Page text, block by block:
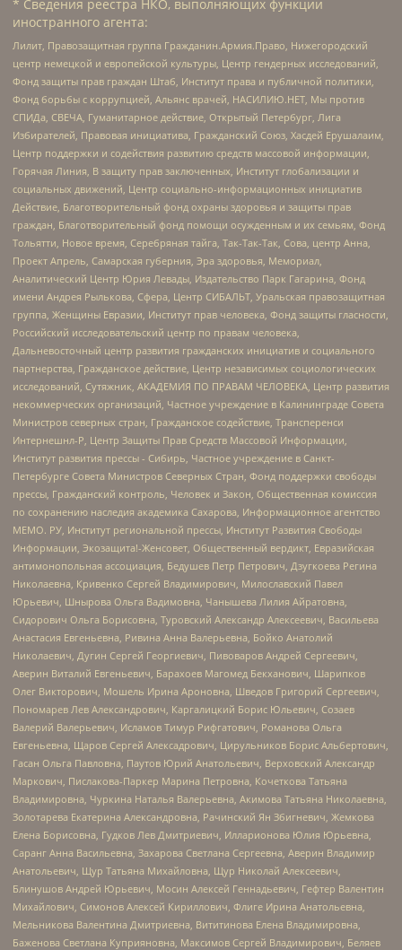
* Сведения реестра НКО, выполняющих функции
иностранного агента:
Лилит, Правозащитная группа Гражданин.Армия.Право, Нижегородский
центр немецкой и европейской культуры, Центр гендерных исследований,
Фонд защиты прав граждан Штаб, Институт права и публичной политики,
Фонд борьбы с коррупцией, Альянс врачей, НАСИЛИЮ.НЕТ, Мы против
СПИДа, СВЕЧА, Гуманитарное действие, Открытый Петербург, Лига
Избирателей, Правовая инициатива, Гражданский Союз, Хасдей Ерушалаим,
Центр поддержки и содействия развитию средств массовой информации,
Горячая Линия, В защиту прав заключенных, Институт глобализации и
социальных движений, Центр социально-информационных инициатив
Действие, Благотворительный фонд охраны здоровья и защиты прав
граждан, Благотворительный фонд помощи осужденным и их семьям, Фонд
Тольятти, Новое время, Серебряная тайга, Так-Так-Так, Сова, центр Анна,
Проект Апрель, Самарская губерния, Эра здоровья, Мемориал,
Аналитический Центр Юрия Левады, Издательство Парк Гагарина, Фонд
имени Андрея Рылькова, Сфера, Центр СИБАЛЬТ, Уральская правозащитная
группа, Женщины Евразии, Институт прав человека, Фонд защиты гласности,
Российский исследовательский центр по правам человека,
Дальневосточный центр развития гражданских инициатив и социального
партнерства, Гражданское действие, Центр независимых социологических
исследований, Сутяжник, АКАДЕМИЯ ПО ПРАВАМ ЧЕЛОВЕКА, Центр развития
некоммерческих организаций, Частное учреждение в Калининграде Совета
Министров северных стран, Гражданское содействие, Трансперенси
Интернешнл-Р, Центр Защиты Прав Средств Массовой Информации,
Институт развития прессы - Сибирь, Частное учреждение в Санкт-
Петербурге Совета Министров Северных Стран, Фонд поддержки свободы
прессы, Гражданский контроль, Человек и Закон, Общественная комиссия
по сохранению наследия академика Сахарова, Информационное агентство
МЕМО. РУ, Институт региональной прессы, Институт Развития Свободы
Информации, Экозащита!-Женсовет, Общественный вердикт, Евразийская
антимонопольная ассоциация, Бедушев Петр Петрович, Дзугкоева Регина
Николаевна, Кривенко Сергей Владимирович, Милославский Павел
Юрьевич, Шнырова Ольга Вадимовна, Чанышева Лилия Айратовна,
Сидорович Ольга Борисовна, Туровский Александр Алексеевич, Васильева
Анастасия Евгеньевна, Ривина Анна Валерьевна, Бойко Анатолий
Николаевич, Дугин Сергей Георгиевич, Пивоваров Андрей Сергеевич,
Аверин Виталий Евгеньевич, Барахоев Магомед Бекханович, Шарипков
Олег Викторович, Мошель Ирина Ароновна, Шведов Григорий Сергеевич,
Пономарев Лев Александрович, Каргалицкий Борис Юльевич, Созаев
Валерий Валерьевич, Исламов Тимур Рифгатович, Романова Ольга
Евгеньевна, Щаров Сергей Алексадрович, Цирульников Борис Альбертович,
Гасан Ольга Павловна, Паутов Юрий Анатольевич, Верховский Александр
Маркович, Пислакова-Паркер Марина Петровна, Кочеткова Татьяна
Владимировна, Чуркина Наталья Валерьевна, Акимова Татьяна Николаевна,
Золотарева Екатерина Александровна, Рачинский Ян Збигневич, Жемкова
Елена Борисовна, Гудков Лев Дмитриевич, Илларионова Юлия Юрьевна,
Саранг Анна Васильевна, Захарова Светлана Сергеевна, Аверин Владимир
Анатольевич, Щур Татьяна Михайловна, Щур Николай Алексеевич,
Блинушов Андрей Юрьевич, Мосин Алексей Геннадьевич, Гефтер Валентин
Михайлович, Симонов Алексей Кириллович, Флиге Ирина Анатольевна,
Мельникова Валентина Дмитриевна, Вититинова Елена Владимировна,
Баженова Светлана Куприяновна, Максимов Сергей Владимирович, Беляев